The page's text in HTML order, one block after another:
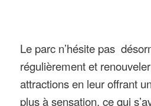
Le parc n’hésite pas
régulièrement et
attractions en leur offrant
plus à sensation, ce qui